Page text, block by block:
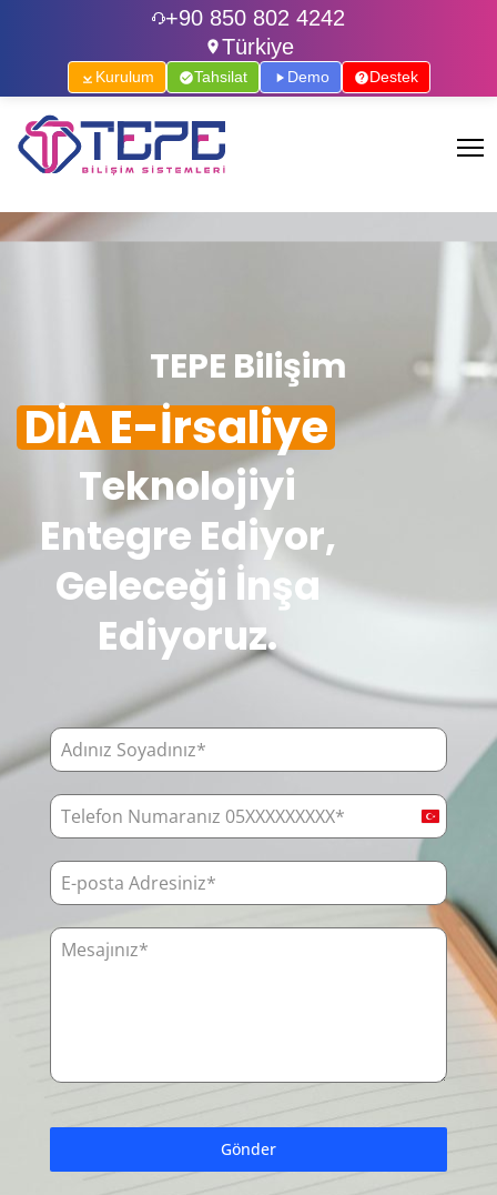
+90 850 802 4242
Türkiye
Kurulum Tahsilat Demo Destek
TEPE Bilişim
DİA E-İrsaliye
Teknolojiyi
Entegre Ediyor,
Geleceği İnşa
Ediyoruz.
Turkey
Gönder